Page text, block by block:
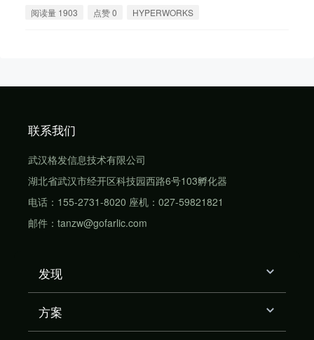
阅读量 1903 点赞 0 HYPERWORKS
联系我们
武汉格发信息技术有限公司
湖北省武汉市经开区科技园西路6号103孵化器
电话：155-2731-8020 座机：027-59821821
邮件：tanzw@gofarlic.com
发现
方案